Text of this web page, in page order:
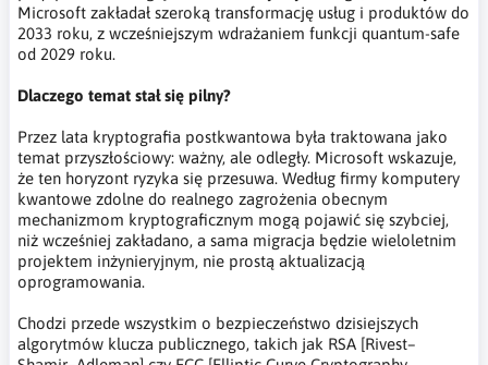
Microsoft zakładał szeroką transformację usług i produktów do
2033 roku, z wcześniejszym wdrażaniem funkcji quantum-safe
od 2029 roku.
Dlaczego temat stał się pilny?
Przez lata kryptografia postkwantowa była traktowana jako
temat przyszłościowy: ważny, ale odległy. Microsoft wskazuje,
że ten horyzont ryzyka się przesuwa. Według firmy komputery
kwantowe zdolne do realnego zagrożenia obecnym
mechanizmom kryptograficznym mogą pojawić się szybciej,
niż wcześniej zakładano, a sama migracja będzie wieloletnim
projektem inżynieryjnym, nie prostą aktualizacją
oprogramowania.
Chodzi przede wszystkim o bezpieczeństwo dzisiejszych
algorytmów klucza publicznego, takich jak RSA [Rivest–